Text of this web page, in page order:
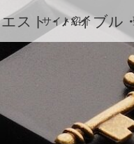
スト・バイブル
サイト紹介